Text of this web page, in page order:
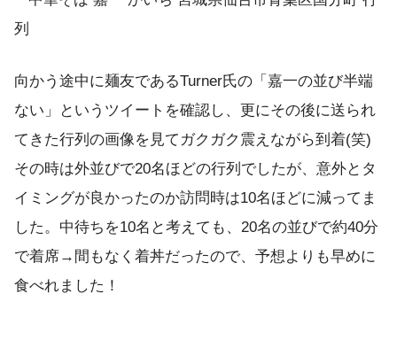
向かう途中に麺友であるTurner氏の「嘉一の並び半端
ない」というツイートを確認し、更にその後に送られ
てきた行列の画像を見てガクガク震えながら到着(笑)
その時は外並びで20名ほどの行列でしたが、意外とタ
イミングが良かったのか訪問時は10名ほどに減ってま
した。中待ちを10名と考えても、20名の並びで約40分
で着席→間もなく着丼だったので、予想よりも早めに
食べれました！